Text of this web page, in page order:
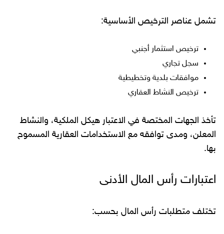
تشمل عناصر الترخيص الأساسية:
ترخيص استثمار أجنبي
سجل تجاري
موافقات بلدية وتخطيطية
ترخيص النشاط العقاري
تأخذ الجهات المختصة في الاعتبار هيكل الملكية، والنشاط
المعلن، ومدى توافقه مع الاستخدامات العقارية المسموح
بها.
اعتبارات رأس المال الأدنى
تختلف متطلبات رأس المال بحسب: